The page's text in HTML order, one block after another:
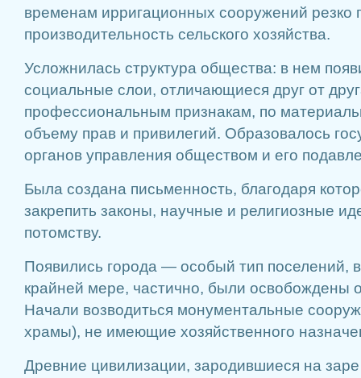
временам ирригационных сооружений резко
производительность сельского хозяйства.
Усложнилась структура общества: в нем
социальные слои, отличающиеся друг от
профессиональным признакам, по
объему прав и привилегий. Образовалось
органов управления обществом и его
Была создана письменность, благодаря
закрепить законы, научные и религиозные
потомству.
Появились города — особый тип поселений,
крайней мере, частично, были освобождены
Начали возводиться монументальные
храмы), не имеющие хозяйственного
Древние цивилизации, зародившиеся на